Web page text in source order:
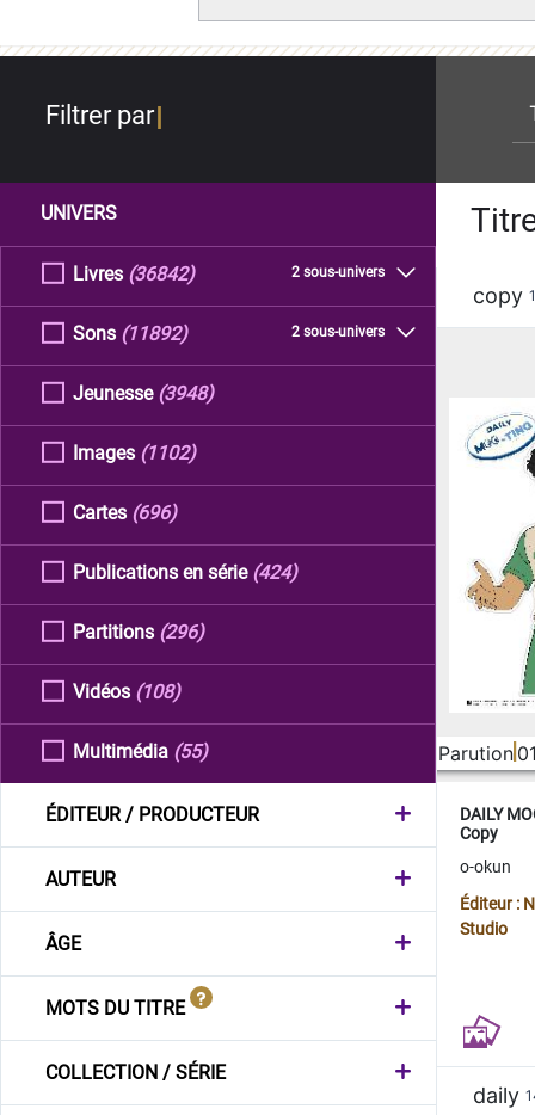
Filtrer par
UNIVERS
Livres 2 sous-univers
(36842)
Sons 2 sous-univers
(11892)
Jeunesse (3948)
Images (1102)
Cartes (696)
Publications en série (424)
Partitions (296)
Vidéos (108)
Multimédia (55)
ÉDITEUR / PRODUCTEUR
AUTEUR
ÂGE
MOTS DU TITRE
COLLECTION / SÉRIE
copy
Parution
DAILY
Copy
o-okun
Éditeur :
Studio
daily